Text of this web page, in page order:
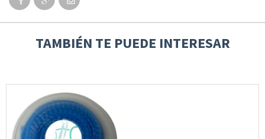
TAMBIÉN TE PUEDE INTERESAR